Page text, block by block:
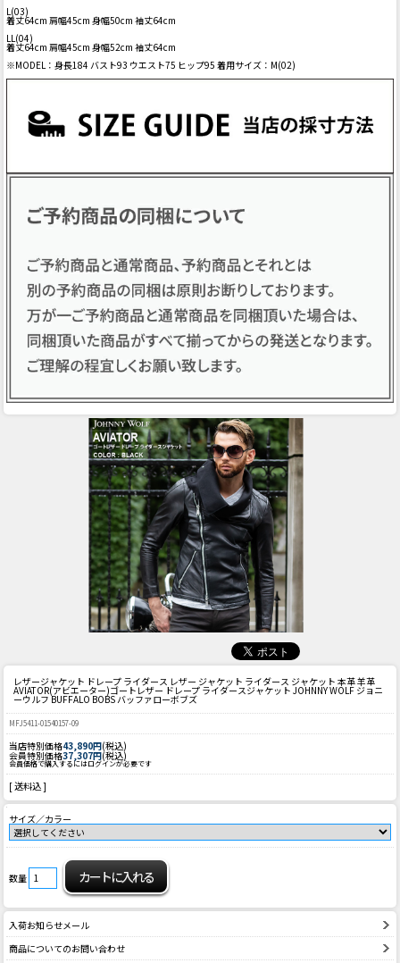
L(03)
着丈64cm 肩幅45cm 身幅50cm 袖丈64cm
LL(04)
着丈64cm 肩幅45cm 身幅52cm 袖丈64cm
※MODEL：身長184 バスト93 ウエスト75 ヒップ95 着用サイズ：M(02)
レザージャケット ドレープ ライダース レザー ジャケット ライダース ジャケット 本革 羊革
AVIATOR(アビエーター)ゴートレザー ドレープ ライダースジャケット JOHNNY WOLF ジョニ
ーウルフ BUFFALO BOBS バッファローボブズ
MFJ5411-01540157-09
当店特別価格43,890円(税込)
会員特別価格37,307円(税込)
会員価格で購入するにはログインが必要です
[ 送料込 ]
サイズ／カラー
数量
入荷お知らせメール
商品についてのお問い合わせ